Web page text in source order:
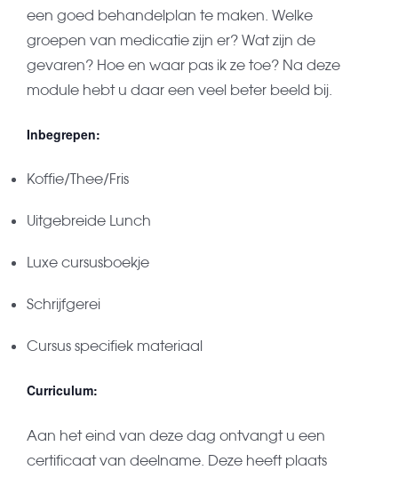
een goed behandelplan te maken. Welke
groepen van medicatie zijn er? Wat zijn de
gevaren? Hoe en waar pas ik ze toe? Na deze
module hebt u daar een veel beter beeld bij.
Inbegrepen:
Koffie/Thee/Fris
Uitgebreide Lunch
Luxe cursusboekje
Schrijfgerei
Cursus specifiek materiaal
Curriculum:
Aan het eind van deze dag ontvangt u een
certificaat van deelname. Deze heeft plaats